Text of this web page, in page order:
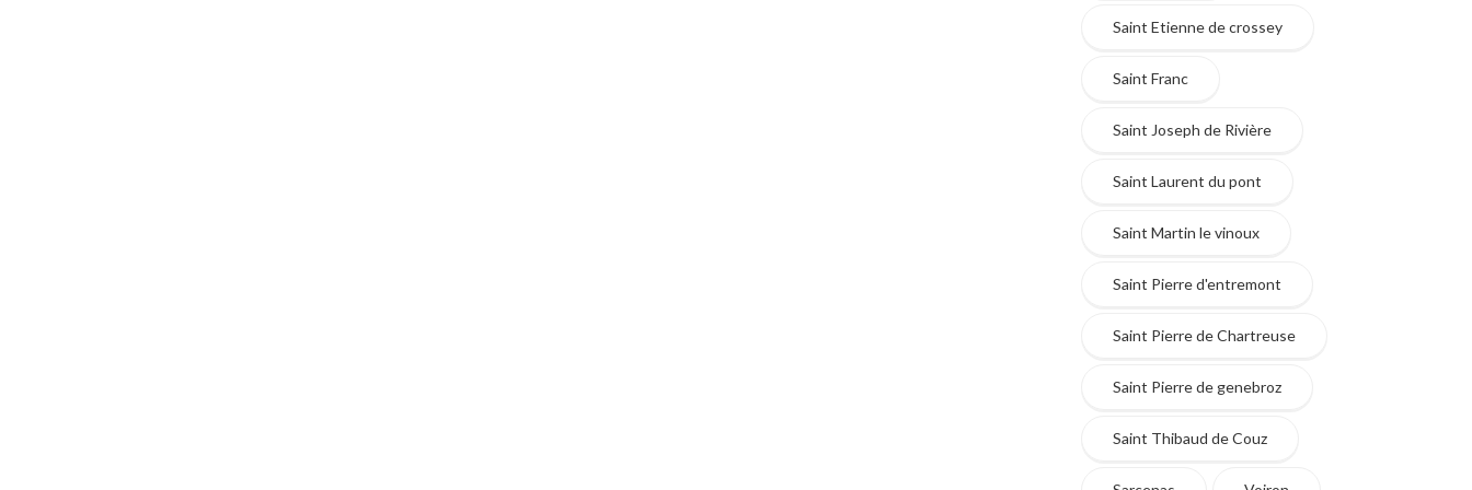
Saint Etienne de crossey
Saint Franc
Saint Joseph de Rivière
Saint Laurent du pont
Saint Martin le vinoux
Saint Pierre d'entremont
Saint Pierre de Chartreuse
Saint Pierre de genebroz
Saint Thibaud de Couz